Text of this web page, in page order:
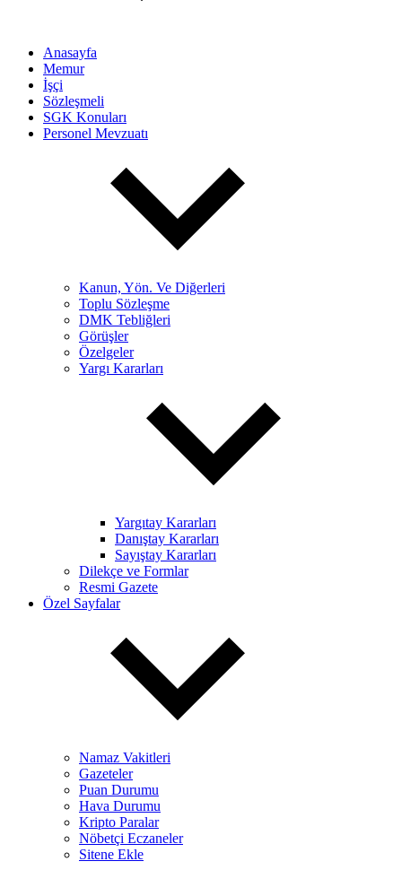
Anasayfa
Memur
İşçi
Sözleşmeli
SGK Konuları
Personel Mevzuatı
Kanun, Yön. Ve Diğerleri
Toplu Sözleşme
DMK Tebliğleri
Görüşler
Özelgeler
Yargı Kararları
Yargıtay Kararları
Danıştay Kararları
Sayıştay Kararları
Dilekçe ve Formlar
Resmi Gazete
Özel Sayfalar
Namaz Vakitleri
Gazeteler
Puan Durumu
Hava Durumu
Kripto Paralar
Nöbetçi Eczaneler
Sitene Ekle